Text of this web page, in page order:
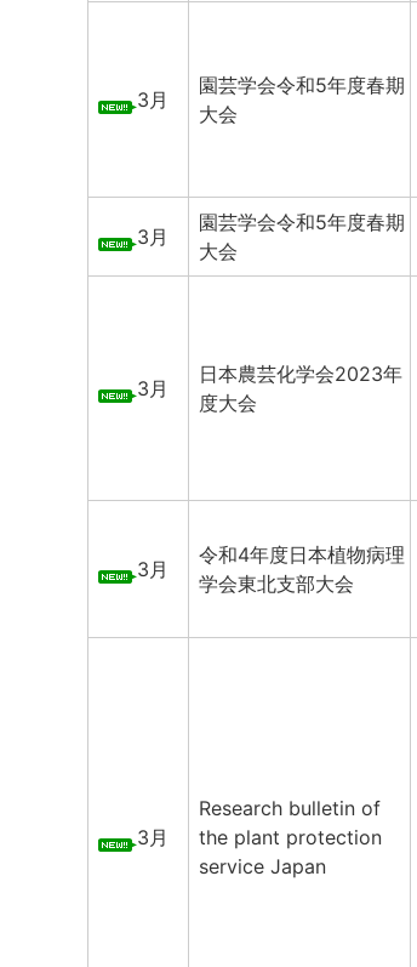
3月
園芸学会令和5年度春期
大会
3月
園芸学会令和5年度春期
大会
3月
日本農芸化学会2023年
度大会
3月
令和4年度日本植物病理
学会東北支部大会
3月
Research bulletin of
the plant protection
service Japan